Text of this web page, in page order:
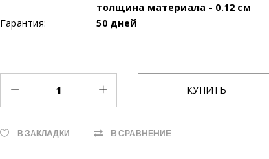
толщина материала - 0.12 см
Гарантия:
50 дней
В ЗАКЛАДКИ В СРАВНЕНИЕ